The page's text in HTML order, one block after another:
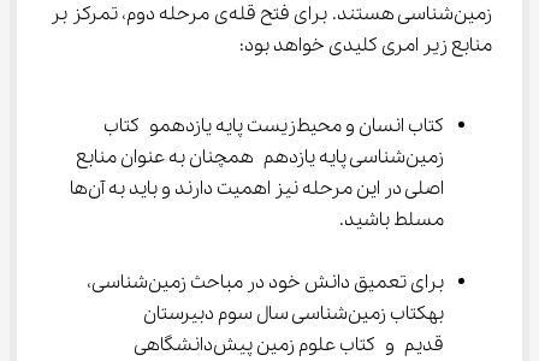
زمین‌شناسی هستند. برای فتح قله‌ی مرحله دوم، تمرکز بر
منابع زیر امری کلیدی خواهد بود:
کتاب انسان و محیط‌زیست پایه یازدهمو کتاب
زمین‌شناسی پایه یازدهم همچنان به عنوان منابع
اصلی در این مرحله نیز اهمیت دارند و باید به آن‌ها
مسلط باشید.
برای تعمیق دانش خود در مباحث زمین‌شناسی،
بهکتاب زمین‌شناسی سال سوم دبیرستان
قدیم و کتاب علوم زمین پیش‌دانشگاهی